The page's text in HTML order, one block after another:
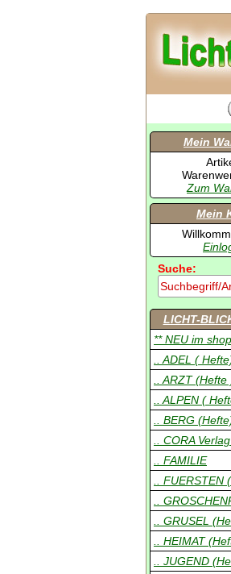
Mein
Zum
Mein
Suche:
LICHT-
** NEU im
.. ADEL (
.. ARZT (Hefte
.. ALPEN (
.. BERG
.. CORA
.. FAMILIE
.. FUERSTEN
..
.. GRUSEL
.. HEIMAT
.. JUGEND